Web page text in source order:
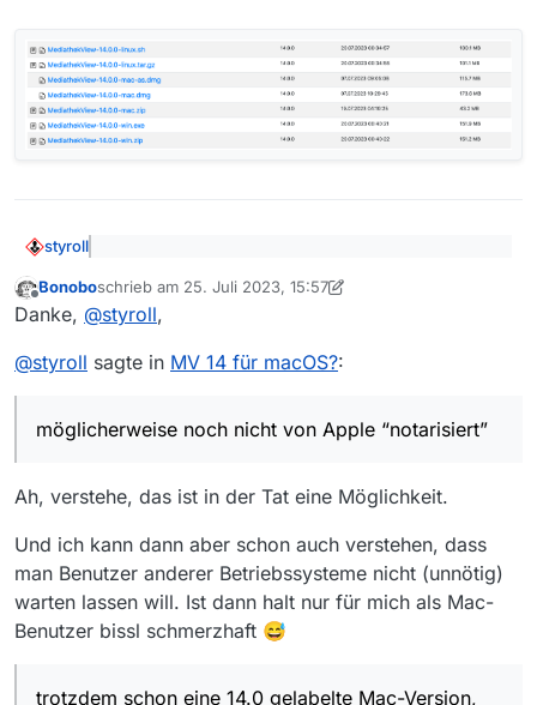
styroll
einige Beiträge zu MV 14 […], kann aber weder im
Changelog noch sonstwo was Offizielles dazu
immer noch die Version 13.9
Die Mac-Version wurde möglicherweise noch nicht von
Apple “notarisiert”, weshalb das MV-Team mit der
offiziellen Info zur neuen Version zuwartet (so
zumindest war es auch schon mal in der
Mir ist allerdings nicht klar, warum man mit der Release
(für andere OS) nicht einfach zuwartet; aber das wird
Mac-Version, wenn manhier sucht:
Offline
Bonoboschrieb am 25. Juli 2023, 15:57
zuletzt editiert von Bonobo
Danke, @styroll,
@styroll sagte in MV 14 für macOS?:
möglicherweise noch nicht von Apple “notarisiert”
Ah, verstehe, das ist in der Tat eine Möglichkeit.
Und ich kann dann aber schon auch verstehen, dass
man Benutzer anderer Betriebssysteme nicht (unnötig)
warten lassen will. Ist dann halt nur für mich als Mac-
Benutzer bissl schmerzhaft 😅
trotzdem schon eine 14.0 gelabelte Mac-Version,